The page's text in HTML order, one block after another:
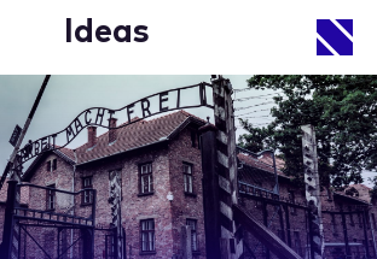
Ideas